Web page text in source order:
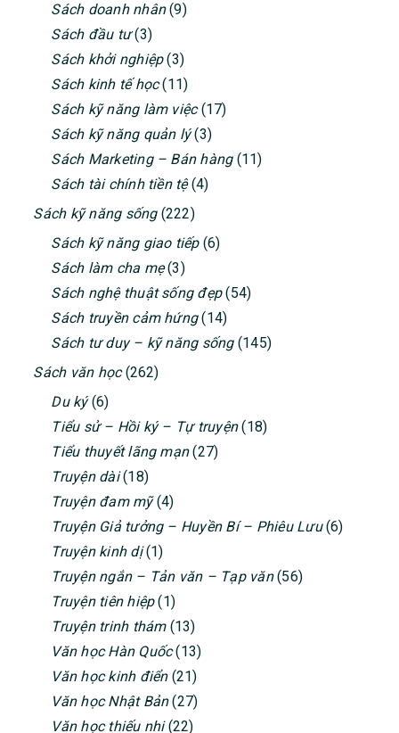
Sách doanh nhân(9)
Sách đầu tư(3)
Sách khởi nghiệp(3)
Sách kinh tế học(11)
Sách kỹ năng làm việc(17)
Sách kỹ năng quản lý(3)
Sách Marketing – Bán hàng(11)
Sách tài chính tiền tệ(4)
Sách kỹ năng sống(222)
Sách kỹ năng giao tiếp(6)
Sách làm cha mẹ(3)
Sách nghệ thuật sống đẹp(54)
Sách truyền cảm hứng(14)
Sách tư duy – kỹ năng sống(145)
Sách văn học(262)
Du ký(6)
Tiểu sử – Hồi ký – Tự truyện(18)
Tiểu thuyết lãng mạn(27)
Truyện dài(18)
Truyện đam mỹ(4)
Truyện Giả tưởng – Huyền Bí – Phiêu Lưu(6)
Truyện kinh dị(1)
Truyện ngắn – Tản văn – Tạp văn(56)
Truyện tiên hiệp(1)
Truyện trinh thám(13)
Văn học Hàn Quốc(13)
Văn học kinh điển(21)
Văn học Nhật Bản(27)
Văn học thiếu nhi(22)